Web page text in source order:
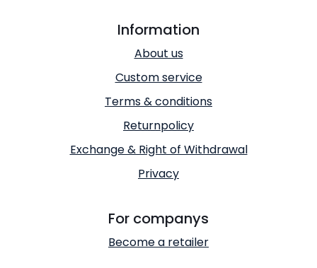
Information
About us
Custom service
Terms & conditions
Returnpolicy
Exchange & Right of Withdrawal
Privacy
For companys
Become a retailer